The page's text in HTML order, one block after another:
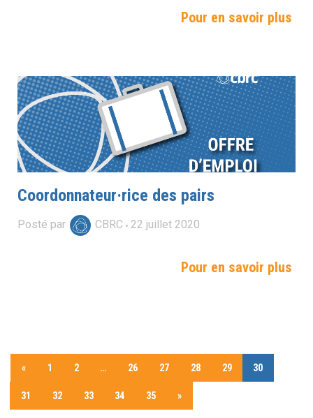
Pour en savoir plus
Coordonnateur·rice des pairs
Posté par CBRC 22 juillet 2020
Pour en savoir plus
« 1 2 … 26 27 28 29 30
31 32 33 34 35 »